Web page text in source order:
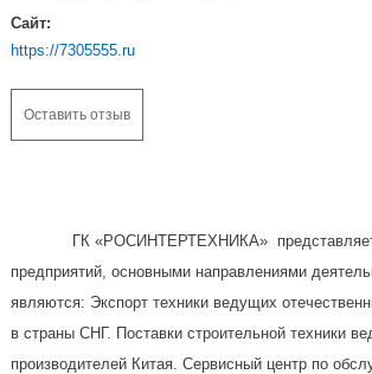
Сайт:
https://7305555.ru
Оставить отзыв
ГК «РОСИНТЕРТЕХНИКА» представляет
предприятий, основными направлениями
являются: Экспорт техники ведущих
в страны СНГ. Поставки строительной техники
производителей Китая. Сервисный центр по